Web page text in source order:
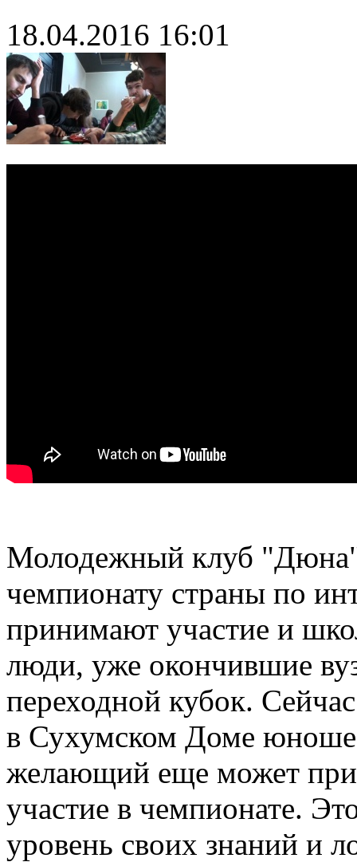
18.04.2016 16:01
Молодежный клуб "Дюна"
чемпионату страны по
принимают участие и
люди, уже окончившие
переходной кубок.
в Сухумском Доме
желающий еще может
участие в чемпионате.
уровень своих знаний и